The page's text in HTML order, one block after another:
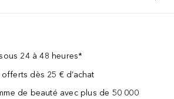
24 à 48 heures*
dès 25 € d’achat
de beauté avec plus de 50 000